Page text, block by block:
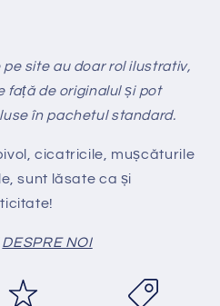
site au doar rol ilustrativ,
față de originalul și pot
în pachetul standard.
cicatricile, mușcăturile
sunt lăsate ca și
DESPRE NOI